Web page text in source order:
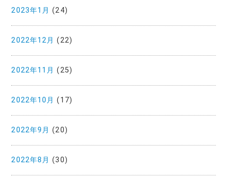
2023年1月 (24)
2022年12月 (22)
2022年11月 (25)
2022年10月 (17)
2022年9月 (20)
2022年8月 (30)